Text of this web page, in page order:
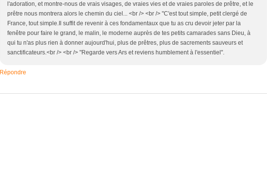
l'adoration, et montre-nous de vrais visages, de vraies vies et de vraies paroles de prêtre, et le
prêtre nous montrera alors le chemin du ciel... <br /> <br /> "C'est tout simple, petit clergé de
France, tout simple.Il suffit de revenir à ces fondamentaux que tu as cru devoir jeter par la
fenêtre pour faire le grand, le malin, le moderne auprès de tes petits camarades sans Dieu, à
qui tu n'as plus rien à donner aujourd'hui, plus de prêtres, plus de sacrements sauveurs et
sanctificateurs.<br /> <br /> "Regarde vers Ars et reviens humblement à l'essentiel".
Répondre